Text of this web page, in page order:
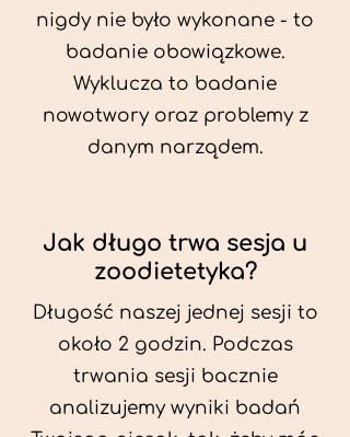
nigdy nie było wykonane - to
badanie obowiązkowe.
Wyklucza to badanie
nowotwory oraz problemy z
danym narządem.
Jak długo trwa sesja u
zoodietetyka?
Długość naszej jednej sesji to
około 2 godzin. Podczas
trwania sesji bacznie
analizujemy wyniki badań